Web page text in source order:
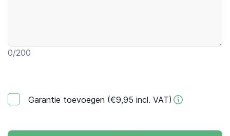
0/200
Garantie toevoegen (€9,95 incl. VAT)